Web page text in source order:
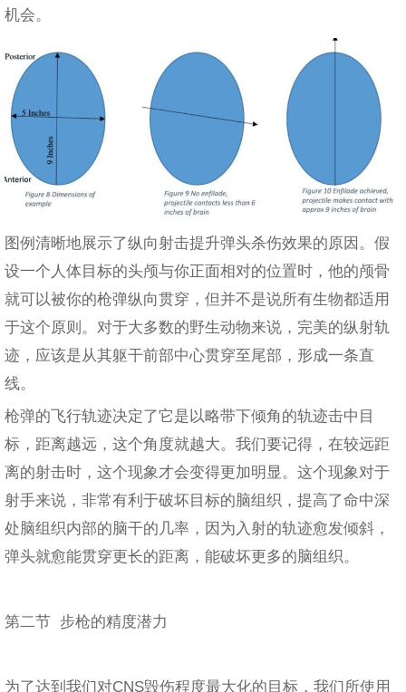
机会。
图例清晰地展示了纵向射击提升弹头杀伤效果的原因。假
设一个人体目标的头颅与你正面相对的位置时，他的颅骨
就可以被你的枪弹纵向贯穿，但并不是说所有生物都适用
于这个原则。对于大多数的野生动物来说，完美的纵射轨
迹，应该是从其躯干前部中心贯穿至尾部，形成一条直
线。
枪弹的飞行轨迹决定了它是以略带下倾角的轨迹击中目
标，距离越远，这个角度就越大。我们要记得，在较远距
离的射击时，这个现象才会变得更加明显。这个现象对于
射手来说，非常有利于破坏目标的脑组织，提高了命中深
处脑组织内部的脑干的几率，因为入射的轨迹愈发倾斜，
弹头就愈能贯穿更长的距离，能破坏更多的脑组织。
第二节 步枪的精度潜力
为了达到我们对CNS毁伤程度最大化的目标，我们所使用